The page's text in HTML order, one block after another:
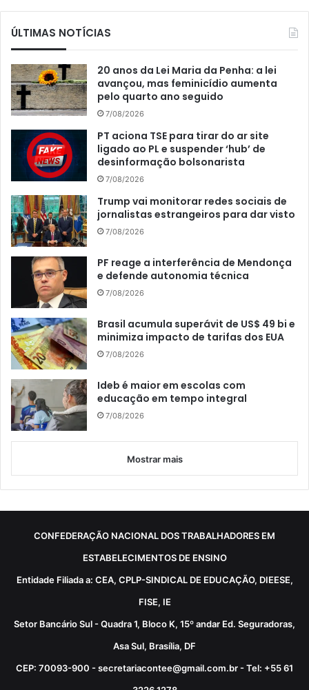
ÚLTIMAS NOTÍCIAS
20 anos da Lei Maria da Penha: a lei
avançou, mas feminicídio aumenta
pelo quarto ano seguido
7/08/2026
PT aciona TSE para tirar do ar site
ligado ao PL e suspender ‘hub’ de
desinformação bolsonarista
7/08/2026
Trump vai monitorar redes sociais de
jornalistas estrangeiros para dar visto
7/08/2026
PF reage a interferência de Mendonça
e defende autonomia técnica
7/08/2026
Brasil acumula superávit de US$ 49 bi e
minimiza impacto de tarifas dos EUA
7/08/2026
Ideb é maior em escolas com
educação em tempo integral
7/08/2026
Mostrar mais
CONFEDERAÇÃO NACIONAL DOS TRABALHADORES EM
ESTABELECIMENTOS DE ENSINO
Entidade Filiada a: CEA, CPLP-SINDICAL DE EDUCAÇÃO, DIEESE,
FISE, IE
Setor Bancário Sul - Quadra 1, Bloco K, 15º andar Ed. Seguradoras,
Asa Sul, Brasília, DF
CEP: 70093-900 - secretariacontee@gmail.com.br - Tel: +55 61